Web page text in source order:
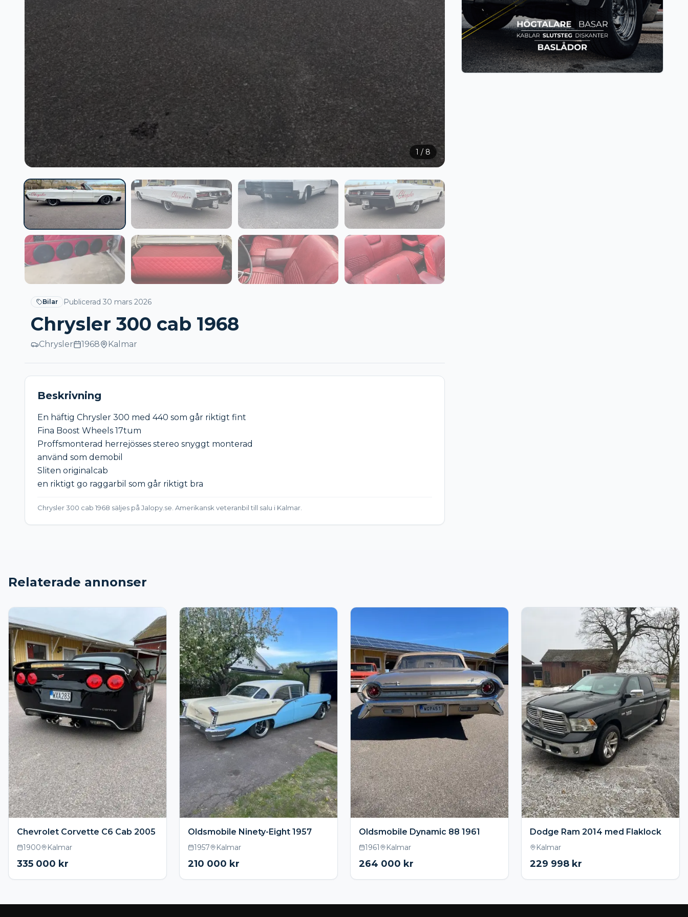
1 / 8
Bilar Publicerad 30 mars 2026
Chrysler 300 cab 1968
Chrysler 1968 Kalmar
Beskrivning
En häftig Chrysler 300 med 440 som går riktigt fint
Fina Boost Wheels 17tum
Proffsmonterad herrejösses stereo snyggt monterad
använd som demobil
Sliten originalcab
en riktigt go raggarbil som går riktigt bra
Chrysler 300 cab 1968 säljes på Jalopy.se. Amerikansk veteranbil till salu i Kalmar.
Relaterade annonser
Chevrolet Corvette C6 Cab 2005
1900 Kalmar
335 000 kr
Oldsmobile Ninety-Eight 1957
1957 Kalmar
210 000 kr
Oldsmobile Dynamic 88 1961
1961 Kalmar
264 000 kr
Dodge Ram 2014 med Flaklock
Kalmar
229 998 kr